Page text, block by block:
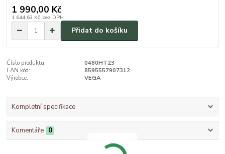
1 990,00 Kč
1 644,63 Kč bez DPH
Přidat do košíku
Číslo produktu:
0480HT23
EAN kód:
8595557907312
Výrobce:
VEGA
Kompletní specifikace
Komentáře 0